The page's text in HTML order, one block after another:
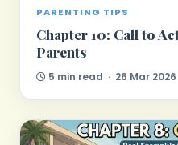
PARENTING TIPS
Chapter 10: Call to
Parents
5 min read · 26 Mar 2026